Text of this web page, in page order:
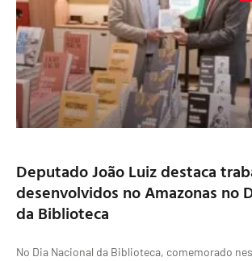
Deputado João Luiz destaca
desenvolvidos no Amazonas no
da Biblioteca
No Dia Nacional da Biblioteca, comemorado